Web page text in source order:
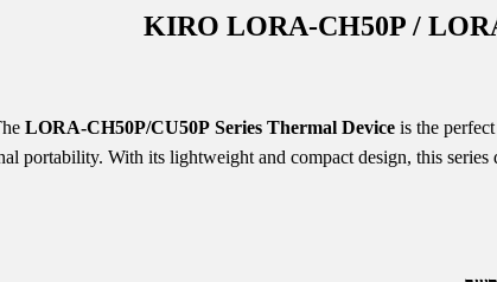
LORA-CH50P/CU50P Series Thermal Device is the
portability. With its lightweight and compact design, this series